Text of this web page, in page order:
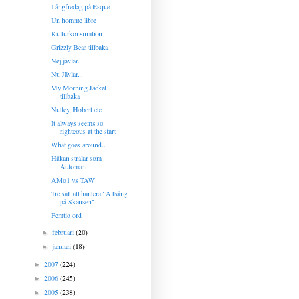
Långfredag på Esque
Un homme libre
Kulturkonsumtion
Grizzly Bear tillbaka
Nej jävlar...
Nu Jävlar...
My Morning Jacket
tillbaka
Nutley, Hobert etc
It always seems so
righteous at the start
What goes around...
Håkan strålar som
Automan
AMo1 vs TAW
Tre sätt att hantera "Allsång
på Skansen"
Femtio ord
►februari(20)
►januari(18)
► 2007(224)
► 2006(245)
► 2005(238)